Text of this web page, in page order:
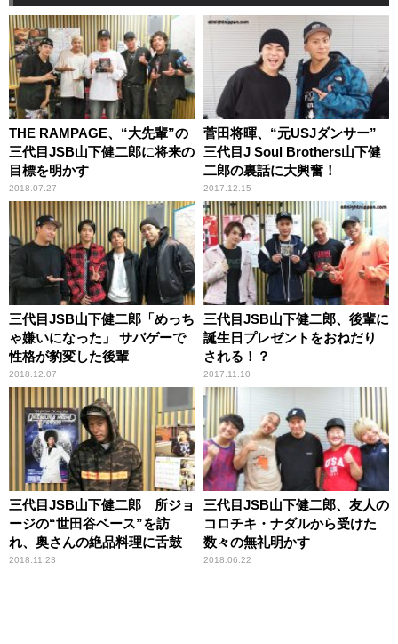
THE RAMPAGE、“大先輩”の
三代目JSB山下健二郎に将来の
目標を明かす
2018.07.27
菅田将暉、“元USJダンサー”
三代目J Soul Brothers山下健
二郎の裏話に大興奮！
2017.12.15
三代目JSB山下健二郎「めっち
ゃ嫌いになった」 サバゲーで
性格が豹変した後輩
2018.12.07
三代目JSB山下健二郎、後輩に
誕生日プレゼントをおねだり
される！？
2017.11.10
三代目JSB山下健二郎 所ジョ
ージの“世田谷ベース”を訪
れ、奥さんの絶品料理に舌鼓
2018.11.23
三代目JSB山下健二郎、友人の
コロチキ・ナダルから受けた
数々の無礼明かす
2018.06.22